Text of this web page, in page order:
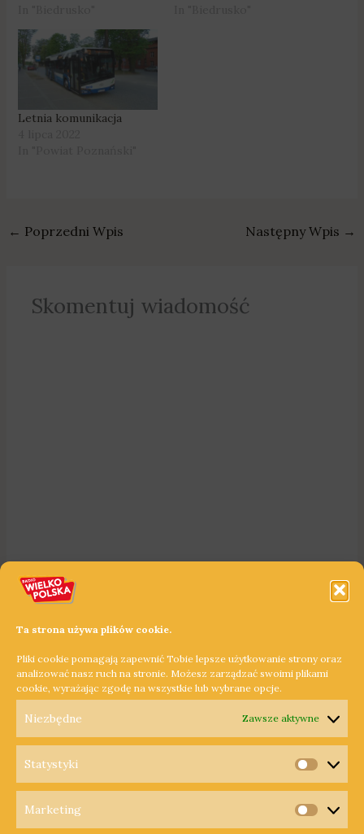
Ta strona używa plików cookie.
Pliki cookie pomagają zapewnić Tobie lepsze użytkowanie strony oraz
analizować nasz ruch na stronie. Możesz zarządzać swoimi plikami
cookie, wyrażając zgodę na wszystkie lub wybrane opcje.
Niezbędne Zawsze aktywne
Statystyki
Marketing
Letnia komunikacja
← Poprzedni Wpis Następny Wpis →
Skomentuj wiadomość